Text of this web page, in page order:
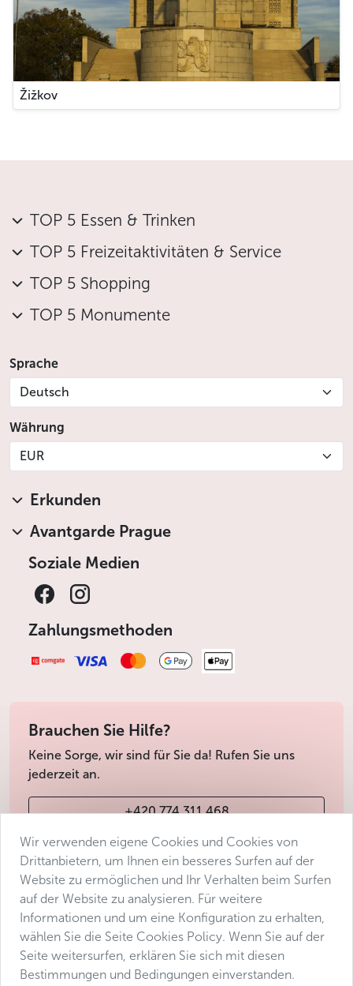
Žižkov
TOP 5 Essen & Trinken
TOP 5 Freizeitaktivitäten & Service
TOP 5 Shopping
TOP 5 Monumente
Sprache
Deutsch
Währung
EUR
Erkunden
Avantgarde Prague
Soziale Medien
Zahlungsmethoden
Brauchen Sie Hilfe?
Keine Sorge, wir sind für Sie da! Rufen Sie uns
jederzeit an.
+420 774 311 468
info@avantgarde-prague.cz
Geschäftsbedingungen
Datenschutz
Barrierefreiheitserklärung
Manage consent
Wir verwenden eigene Cookies und Cookies von
Drittanbietern, um Ihnen ein besseres Surfen auf der
Website zu ermöglichen und Ihr Verhalten beim Surfen
auf der Website zu analysieren. Für weitere
Informationen und um eine Konfiguration zu erhalten,
wählen Sie die Seite Cookies Policy. Wenn Sie auf der
Seite weitersurfen, erklären Sie sich mit diesen
Bestimmungen und Bedingungen einverstanden.